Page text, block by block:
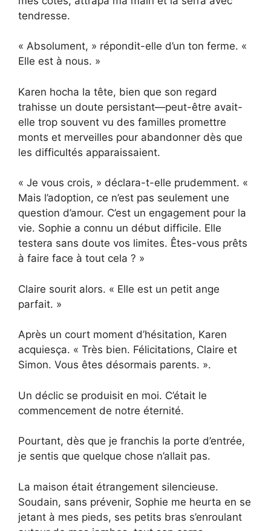
tendresse.
« Absolument, » répondit-elle d’un ton ferme. «
Elle est à nous. »
Karen hocha la tête, bien que son regard
trahisse un doute persistant—peut-être avait-
elle trop souvent vu des familles promettre
monts et merveilles pour abandonner dès que
les difficultés apparaissaient.
« Je vous crois, » déclara-t-elle prudemment. «
Mais l’adoption, ce n’est pas seulement une
question d’amour. C’est un engagement pour la
vie. Sophie a connu un début difficile. Elle
testera sans doute vos limites. Êtes-vous prêts
à faire face à tout cela ? »
Claire sourit alors. « Elle est un petit ange
parfait. »
Après un court moment d’hésitation, Karen
acquiesça. « Très bien. Félicitations, Claire et
Simon. Vous êtes désormais parents. ».
Un déclic se produisit en moi. C’était le
commencement de notre éternité.
Pourtant, dès que je franchis la porte d’entrée,
je sentis que quelque chose n’allait pas.
La maison était étrangement silencieuse.
Soudain, sans prévenir, Sophie me heurta en se
jetant à mes pieds, ses petits bras s’enroulant